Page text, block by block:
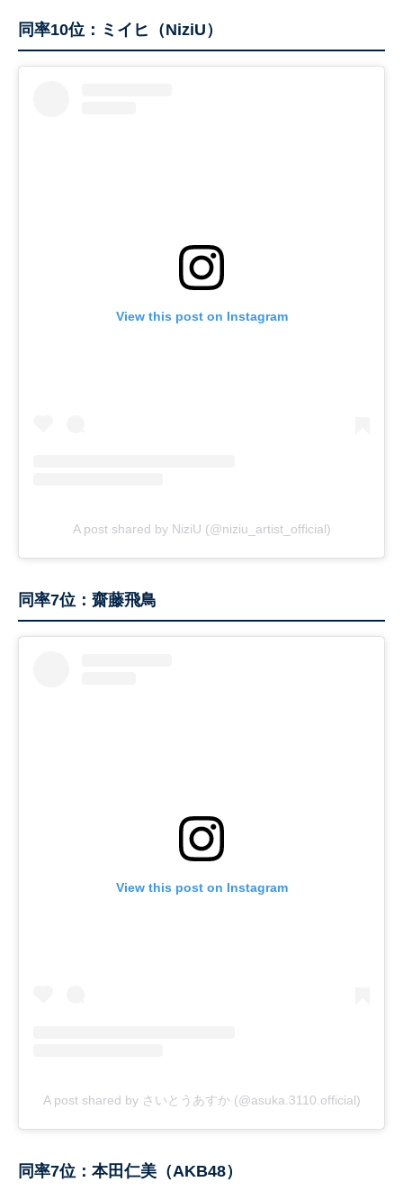
同率10位：ミイヒ（NiziU）
View this post on Instagram
A post shared by NiziU (@niziu_artist_official)
同率7位：齋藤飛鳥
View this post on Instagram
A post shared by さいとうあすか (@asuka.3110.official)
同率7位：本田仁美（AKB48）